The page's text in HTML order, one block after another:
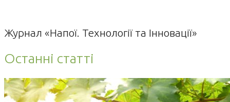
Журнал «Напої. Технології та Інновації»
Останні статті